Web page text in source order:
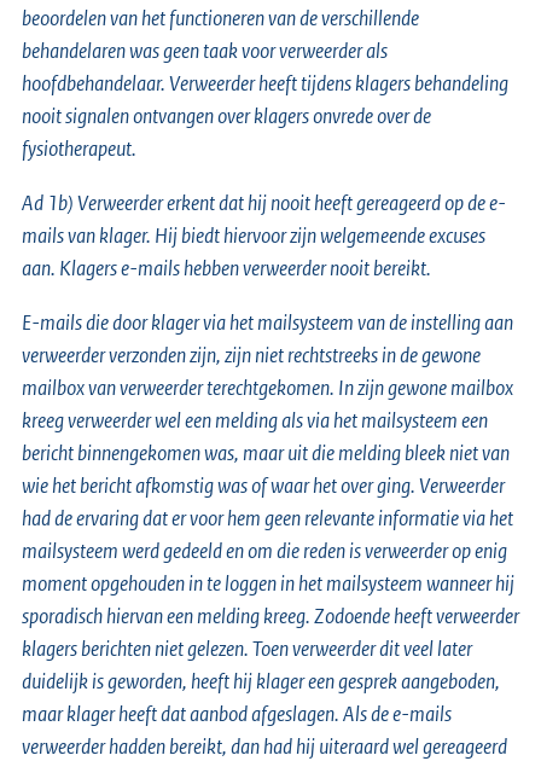
beoordelen van het functioneren van de verschillende
behandelaren was geen taak voor verweerder als
hoofdbehandelaar. Verweerder heeft tijdens klagers behandeling
nooit signalen ontvangen over klagers onvrede over de
fysiotherapeut.
Ad 1b) Verweerder erkent dat hij nooit heeft gereageerd op de e-
mails van klager. Hij biedt hiervoor zijn welgemeende excuses
aan. Klagers e-mails hebben verweerder nooit bereikt.
E-mails die door klager via het mailsysteem van de instelling aan
verweerder verzonden zijn, zijn niet rechtstreeks in de gewone
mailbox van verweerder terechtgekomen. In zijn gewone mailbox
kreeg verweerder wel een melding als via het mailsysteem een
bericht binnengekomen was, maar uit die melding bleek niet van
wie het bericht afkomstig was of waar het over ging. Verweerder
had de ervaring dat er voor hem geen relevante informatie via het
mailsysteem werd gedeeld en om die reden is verweerder op enig
moment opgehouden in te loggen in het mailsysteem wanneer hij
sporadisch hiervan een melding kreeg. Zodoende heeft verweerder
klagers berichten niet gelezen. Toen verweerder dit veel later
duidelijk is geworden, heeft hij klager een gesprek aangeboden,
maar klager heeft dat aanbod afgeslagen. Als de e-mails
verweerder hadden bereikt, dan had hij uiteraard wel gereageerd